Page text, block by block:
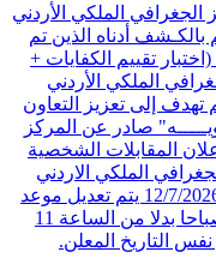
الملكي الأردني
أدناه الذين تم
تقييم الكفايات +
الملكي الأردني
تهدف إلى تعزيز التعاون
صادر عن المركز
المقابلات الشخصية
الملكي الاردني
على صفحته الرسمية يوم الأحد الموافق 12/7/2026 يتم تعديل موعد
بدء المقابلات الشخصية لتبدء الساعة 9 صباحا بدلا من الساعة 11